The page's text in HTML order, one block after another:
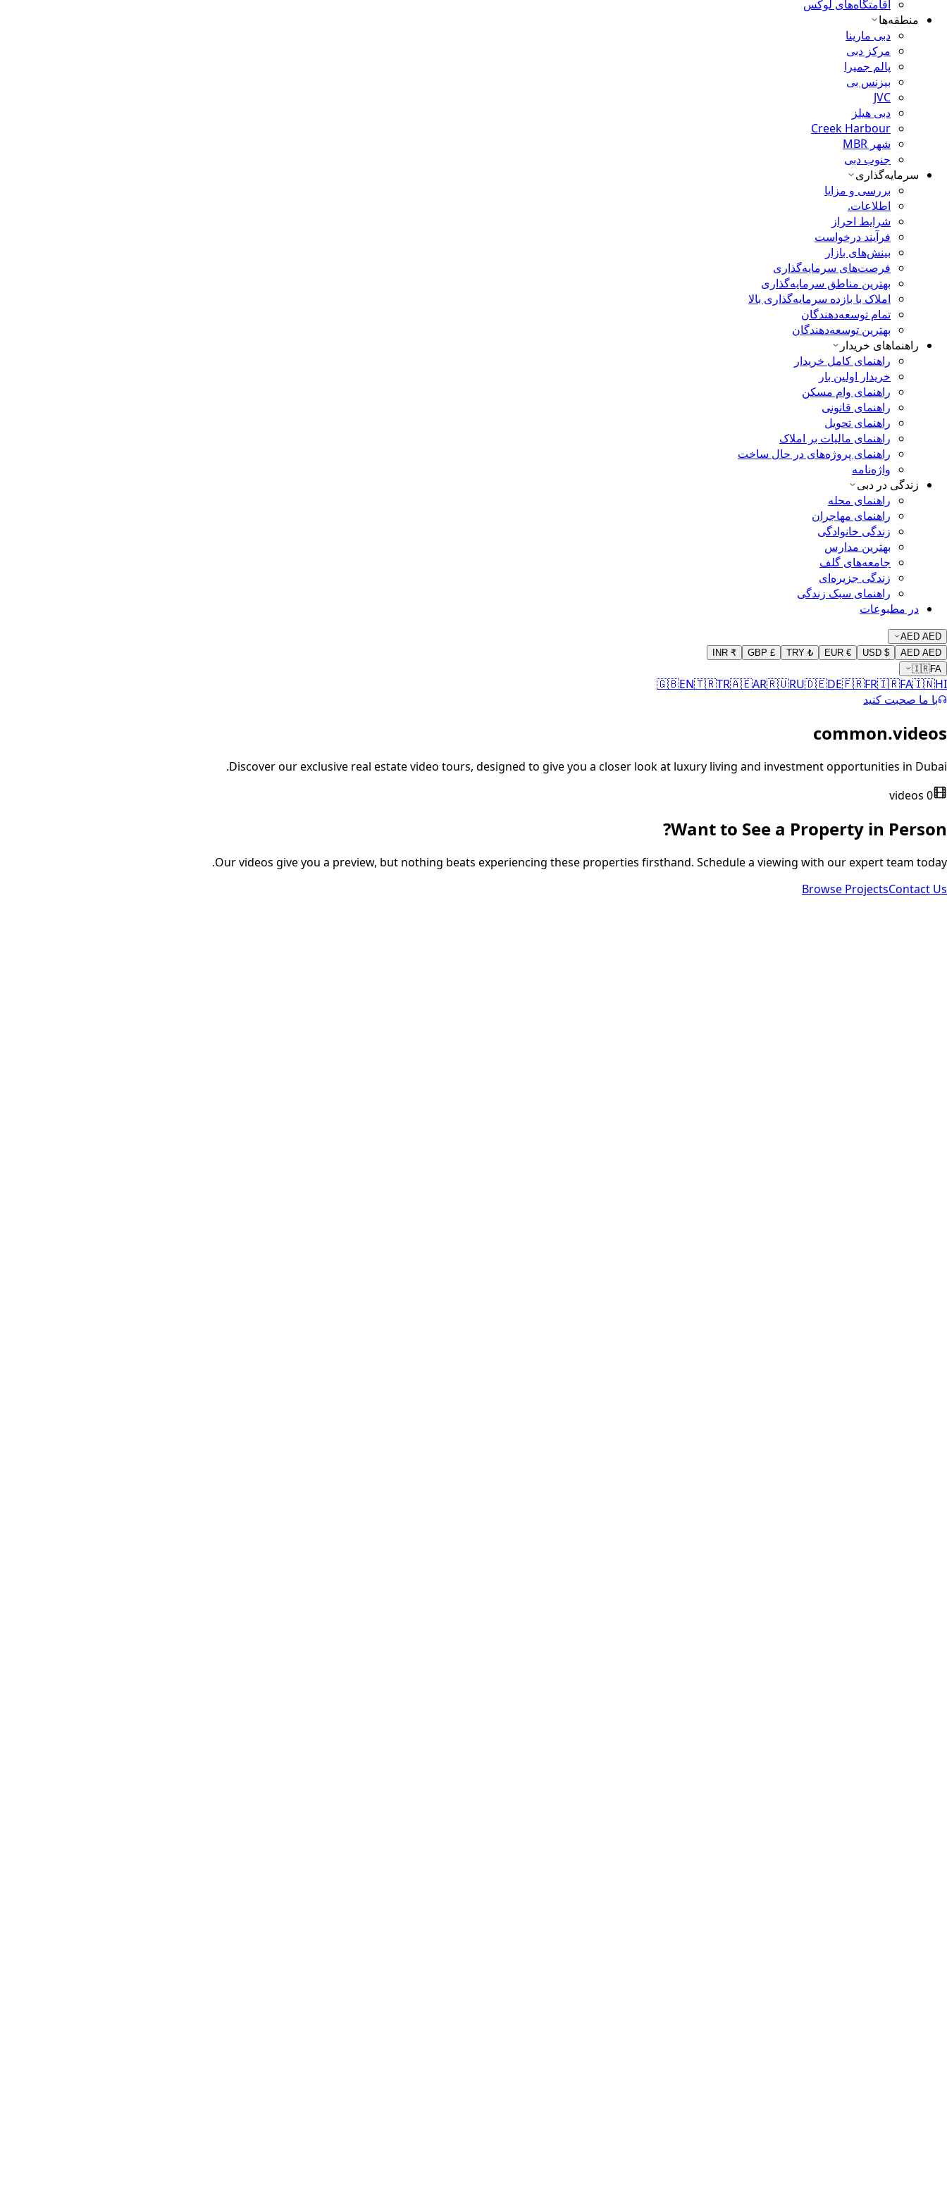
اقامتگاه‌های لوکس
منطقه‌ها
دبی مارینا
مرکز دبی
پالم جمیرا
بیزنس بی
JVC
دبی هیلز
Creek Harbour
شهر MBR
جنوب دبی
سرمایه‌گذاری
بررسی و مزایا
اطلاعات.
شرایط احراز
فرآیند درخواست
بینش‌های بازار
فرصت‌های سرمایه‌گذاری
بهترین مناطق سرمایه‌گذاری
املاک با بازده سرمایه‌گذاری بالا
تمام توسعه‌دهندگان
بهترین توسعه‌دهندگان
راهنماهای خریدار
راهنمای کامل خریدار
خریدار اولین بار
راهنمای وام مسکن
راهنمای قانونی
راهنمای تحویل
راهنمای مالیات بر املاک
راهنمای پروژه‌های در حال ساخت
واژه‌نامه
زندگی در دبی
راهنمای محله
راهنمای مهاجران
زندگی خانوادگی
بهترین مدارس
جامعه‌های گلف
زندگی جزیره‌ای
راهنمای سبک زندگی
در مطبوعات
AED AED
AED AED
$
USD
€
EUR
₺
TRY
£
GBP
₹
INR
🇮🇷FA
🇬🇧EN🇹🇷TR🇦🇪AR🇷🇺RU🇩🇪DE🇫🇷FR🇮🇷FA🇮🇳HI
با ما صحبت کنید
common.videos
Discover our exclusive real estate video tours, designed to give you a closer look at luxury living and investment opportunities in Dubai.
0
Want to See a Property in Person?
Our videos give you a preview, but nothing beats experiencing these properties firsthand. Schedule a viewing with our expert team today.
Browse ProjectsContact Us